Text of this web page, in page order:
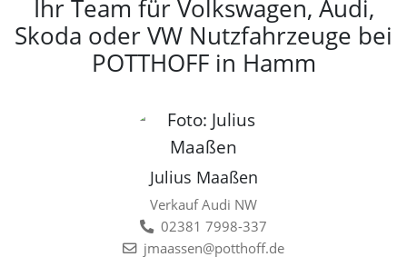
Ihr Team für Volkswagen, Audi,
Skoda oder VW Nutzfahrzeuge bei
POTTHOFF in Hamm
Julius Maaßen
Verkauf Audi NW
02381 7998-337
jmaassen@potthoff.de